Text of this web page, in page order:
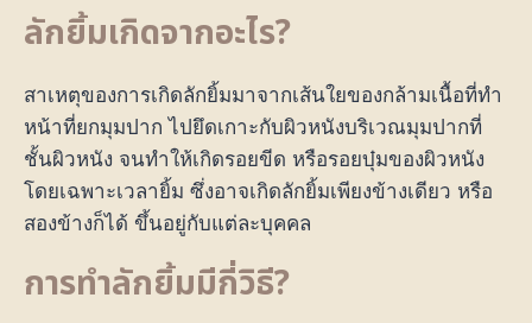
ลักยิ้มเกิดจากอะไร?
สาเหตุของการเกิดลักยิ้มมาจากเส้นใยของกล้ามเนื้อที่ทำ
หน้าที่ยกมุมปาก ไปยึดเกาะกับผิวหนังบริเวณมุมปากที่
ชั้นผิวหนัง จนทำให้เกิดรอยขีด หรือรอยบุ๋มของผิวหนัง
โดยเฉพาะเวลายิ้ม ซึ่งอาจเกิดลักยิ้มเพียงข้างเดียว หรือ
สองข้างก็ได้ ขึ้นอยู่กับแต่ละบุคคล
การทำลักยิ้มมีกี่วิธี?